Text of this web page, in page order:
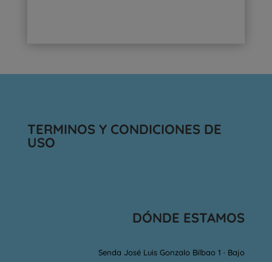
TERMINOS Y CONDICIONES DE
USO
DÓNDE ESTAMOS
Senda José Luis Gonzalo Bilbao 1 · Bajo